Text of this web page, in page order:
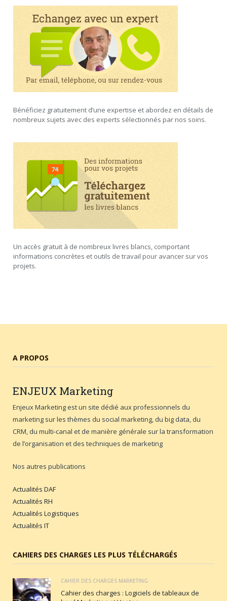
Bénéficiez gratuitement d’une expertise et abordez en détails de
nombreux sujets avec des experts sélectionnés par nos soins.
Un accès gratuit à de nombreux livres blancs, comportant
informations concrètes et outils de travail pour avancer sur vos
projets.
A PROPOS
ENJEUX Marketing
Enjeux Marketing est un site dédié aux professionnels du
marketing sur les thèmes du social marketing, du big data, du
CRM, du multi-canal et de manière générale sur la transformation
de l’organisation et des techniques de marketing
Nos autres publications
Actualités DAF
Actualités RH
Actualités Logistiques
Actualités IT
CAHIERS DES CHARGES LES PLUS TÉLÉCHARGÉS
CAHIER DES CHARGES MARKETING
Cahier des charges : Logiciels de tableaux de